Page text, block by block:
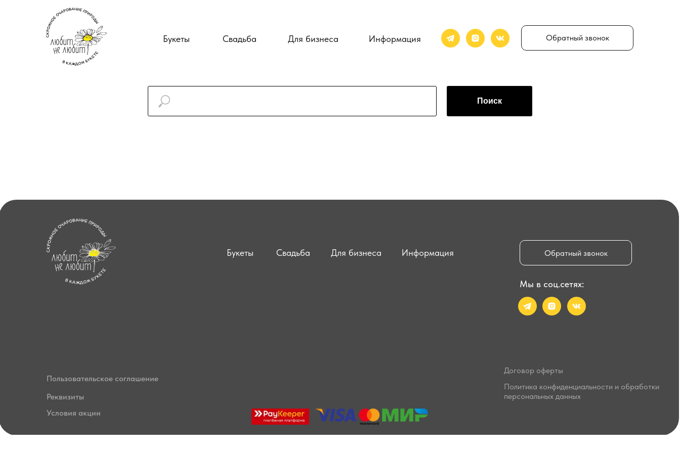
Информация Обратный звонок
Букеты Свадьба Для бизнеса
Поиск
Обратный звонок
Букеты
Договор оферты
Информация
Мы в соц.сетях:
Политика конфиденциальности и обработки
персональных данных
Реквизиты
Пользовательское соглашение
Условия акции
Для бизнеса
Свадьба